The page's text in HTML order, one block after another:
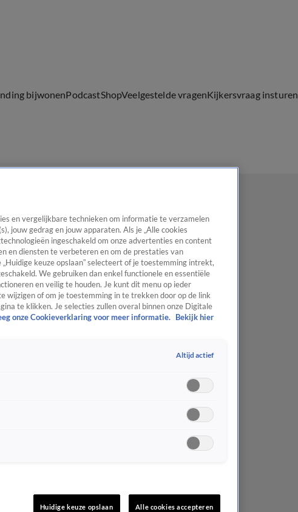
bijwonenPodcastShopVeelgestelde vragenKijkersvraag insturen
en vergelijkbare technieken om informatie te verzamelen
jouw gedrag en jouw apparaten. Als je „Alle cookies
ingeschakeld om onze advertenties en content
en diensten te verbeteren en om de prestaties van
keuze opslaan” selecteert of je toestemming intrekt,
We gebruiken dan enkel functionele en essentiële
en veilig te houden. Je kunt dit menu op ieder
wijzigen of om je toestemming in te trekken door op de link
te klikken. Je selecties zullen overal binnen onze Digitale
onze Cookieverklaring voor meer informatie. Bekijk hier
Altijd actief
Huidige keuze opslaan Alle cookies accepteren